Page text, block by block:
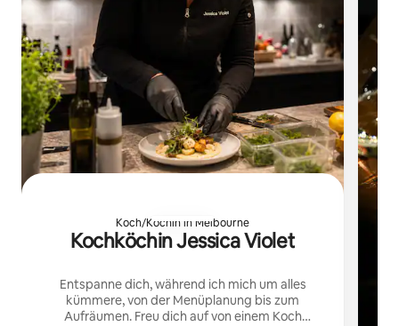
Koch/Köchin in Melbourne
Kochköchin Jessica Violet
Entspanne dich, während ich mich um alles
kümmere, von der Menüplanung bis zum
Aufräumen. Freu dich auf von einem Koch